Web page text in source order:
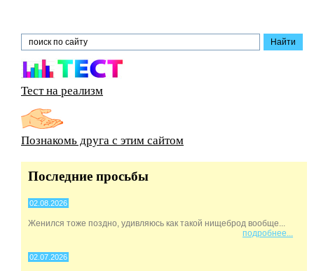
Тест на реализм
Познакомь друга с этим сайтом
Последние просьбы
02.08.2026
Женился тоже поздно, удивляюсь как такой нищеброд вообще...
подробнее...
02.07.2026